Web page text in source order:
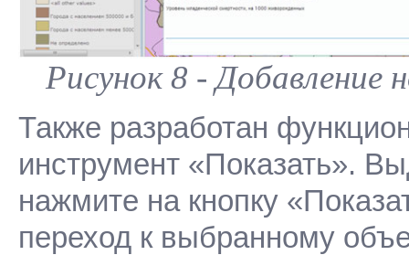
Рисунок 8 - Добавление
Также разработан
инструмент «Показать».
нажмите на кнопку
переход к выбранному